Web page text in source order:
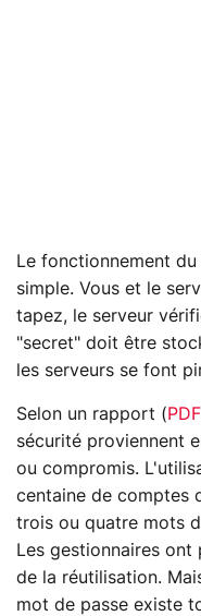
Le fonctionnement
simple. Vous et le
tapez, le serveur
"secret" doit être
les serveurs se font
Selon un rapport (PDF
sécurité proviennent
ou compromis.
centaine de comptes
trois ou quatre mots
Les gestionnaires
de la réutilisation.
mot de passe existe